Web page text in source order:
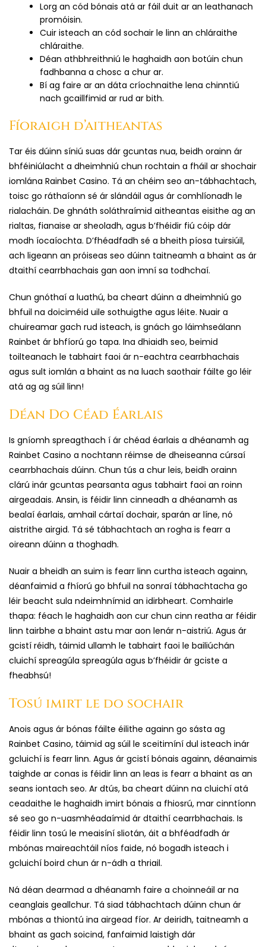
Lorg an cód bónais atá ar fáil duit ar an leathanach
promóisin.
Cuir isteach an cód sochair le linn an chláraithe
chláraithe.
Déan athbhreithniú le haghaidh aon botúin chun
fadhbanna a chosc a chur ar.
Bí ag faire ar an dáta críochnaithe lena chinntiú
nach gcaillfimid ar rud ar bith.
Fíoraigh d’aitheantas
Tar éis dúinn síniú suas dár gcuntas nua, beidh orainn ár
bhféiniúlacht a dheimhniú chun rochtain a fháil ar shochair
iomlána Rainbet Casino. Tá an chéim seo an-tábhachtach,
toisc go ráthaíonn sé ár slándáil agus ár comhlíonadh le
rialacháin. De ghnáth soláthraímid aitheantas eisithe ag an
rialtas, fianaise ar sheoladh, agus b’fhéidir fiú cóip dár
modh íocaíochta. D’fhéadfadh sé a bheith píosa tuirsiúil,
ach ligeann an próiseas seo dúinn taitneamh a bhaint as ár
dtaithí cearrbhachais gan aon imní sa todhchaí.
Chun gnóthaí a luathú, ba cheart dúinn a dheimhniú go
bhfuil na doiciméid uile sothuigthe agus léite. Nuair a
chuireamar gach rud isteach, is gnách go láimhseálann
Rainbet ár bhfíorú go tapa. Ina dhiaidh seo, beimid
toilteanach le tabhairt faoi ár n-eachtra cearrbhachais
agus sult iomlán a bhaint as na luach saothair fáilte go léir
atá ag ag súil linn!
Déan Do Céad Éarlais
Is gníomh spreagthach í ár chéad éarlais a dhéanamh ag
Rainbet Casino a nochtann réimse de dheiseanna cúrsaí
cearrbhachais dúinn. Chun tús a chur leis, beidh orainn
clárú inár gcuntas pearsanta agus tabhairt faoi an roinn
airgeadais. Ansin, is féidir linn cinneadh a dhéanamh as
bealaí éarlais, amhail cártaí dochair, sparán ar líne, nó
aistrithe airgid. Tá sé tábhachtach an rogha is fearr a
oireann dúinn a thoghadh.
Nuair a bheidh an suim is fearr linn curtha isteach againn,
déanfaimid a fhíorú go bhfuil na sonraí tábhachtacha go
léir beacht sula ndeimhnímid an idirbheart. Comhairle
thapa: féach le haghaidh aon cur chun cinn reatha ar féidir
linn tairbhe a bhaint astu mar aon lenár n-aistriú. Agus ár
gcistí réidh, táimid ullamh le tabhairt faoi le bailiúchán
cluichí spreagúla spreagúla agus b’fhéidir ár gciste a
fheabhsú!
Tosú imirt le do sochair
Anois agus ár bónas fáilte éilithe againn go sásta ag
Rainbet Casino, táimid ag súil le sceitimíní dul isteach inár
gcluichí is fearr linn. Agus ár gcistí bónais againn, déanaimis
taighde ar conas is féidir linn an leas is fearr a bhaint as an
seans iontach seo. Ar dtús, ba cheart dúinn na cluichí atá
ceadaithe le haghaidh imirt bónais a fhiosrú, mar cinntíonn
sé seo go n-uasmhéadaímid ár dtaithí cearrbhachais. Is
féidir linn tosú le meaisíní sliotán, áit a bhféadfadh ár
mbónas maireachtáil níos faide, nó bogadh isteach i
gcluichí boird chun ár n-ádh a thriail.
Ná déan dearmad a dhéanamh faire a choinneáil ar na
ceanglais geallchur. Tá siad tábhachtach dúinn chun ár
mbónas a thiontú ina airgead fíor. Ar deiridh, taitneamh a
bhaint as gach soicind, fanfaimid laistigh dár